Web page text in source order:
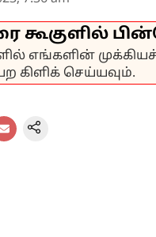
கூகுளில்
எங்களின்
கிளிக் செய்யவும்.